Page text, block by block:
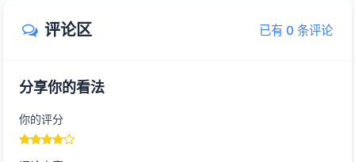
评论区 已有 0 条评论
分享你的看法
你的评分